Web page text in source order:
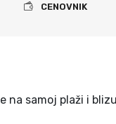
CENOVNIK
na samoj plaži i